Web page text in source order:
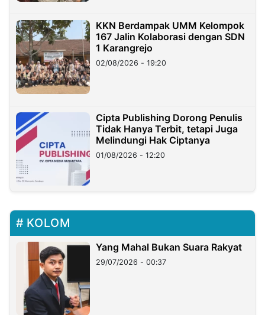
KKN Berdampak UMM Kelompok
167 Jalin Kolaborasi dengan SDN
1 Karangrejo
02/08/2026 - 19:20
Cipta Publishing Dorong Penulis
Tidak Hanya Terbit, tetapi Juga
Melindungi Hak Ciptanya
01/08/2026 - 12:20
KOLOM
Yang Mahal Bukan Suara Rakyat
29/07/2026 - 00:37